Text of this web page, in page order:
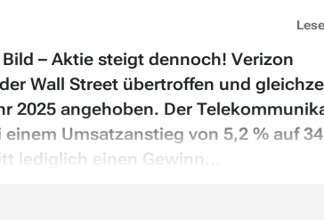
– Aktie steigt dennoch! Verizon
Wall Street übertroffen und
2025 angehoben. Der
Umsatzanstieg von 5,2 % auf
lediglich einen Gewinn...